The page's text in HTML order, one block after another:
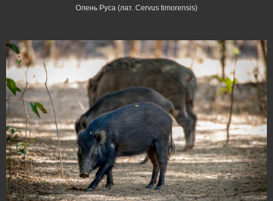
Олень Руса (лат. Cervus timorensis)